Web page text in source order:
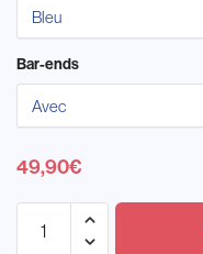
Bar-ends
49,90€